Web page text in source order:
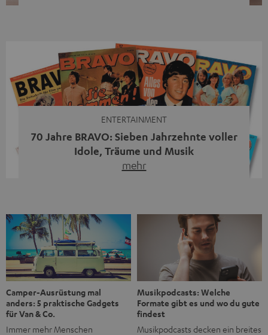
Streaming-System vereint hochwertige HiFi-Technik,
moderne Streaming-Funktionen und hohe Flexibilität in
einem einzigen Gerät – und zeigt, dass man für großen
Sound heute keine klassische HiFi-Anlage mehr braucht.
ENTERTAINMENT
70 Jahre BRAVO: Sieben Jahrzehnte voller
Idole, Träume und Musik
mehr
1956 begleitet das Magazin Jugendliche durch Rock und
Pop, kleine Schwärmereien und große Fragen. Zum 70.
Jubiläum werfen wir einen Blick zurück. Vom Filmheft zur
Jugendmarke: Wie die BRAVO ihren Ton fand Als die […]
Camper-Ausrüstung mal
anders: 5 praktische Gadgets
für Van & Co.
Immer mehr Menschen
Musikpodcasts: Welche
Formate gibt es und wo du gute
findest
Musikpodcasts decken ein breites